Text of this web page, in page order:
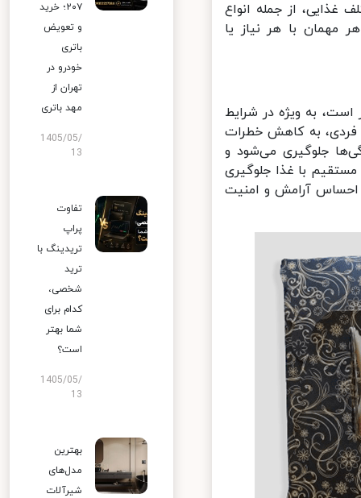
از جمله انواع
با هر نیاز یا
به ویژه در شرایط
به کاهش خطرات
جلوگیری می‌شود و
با غذا جلوگیری
آرامش و امنیت
۲۰۷؛ خرید
و تعویض
باتری
خودرو در
تهران از
مهد باتری
1405/05/
13
تفاوت
پراپ
تریدینگ با
ترید
شخصی،
کدام برای
شما بهتر
است؟
1405/05/
13
بهترین
مدل‌های
شیرآلات